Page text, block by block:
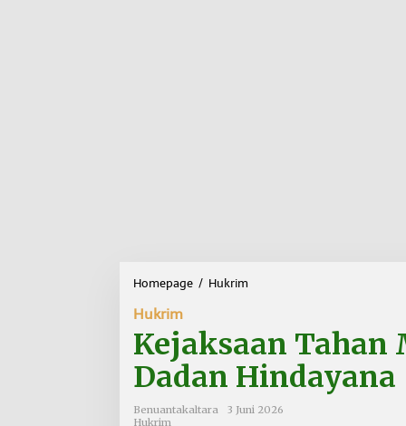
Homepage / Hukrim
k
s
a
n
Hukrim
Kejaksaan Tahan
Dadan Hindayana
Benuantakaltara
3 Juni 2026
Hukrim